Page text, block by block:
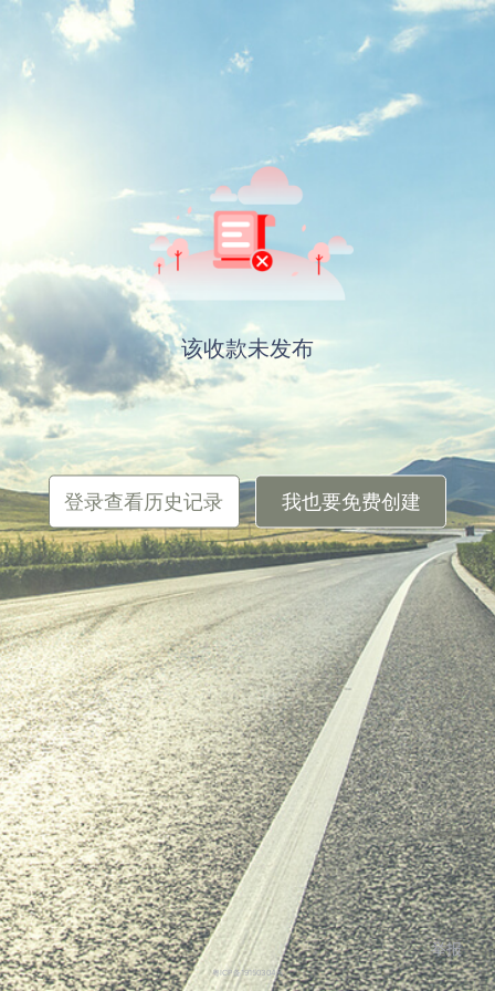
该收款未发布
登录查看历史记录 我也要免费创建
粤ICP备19150304号
举报